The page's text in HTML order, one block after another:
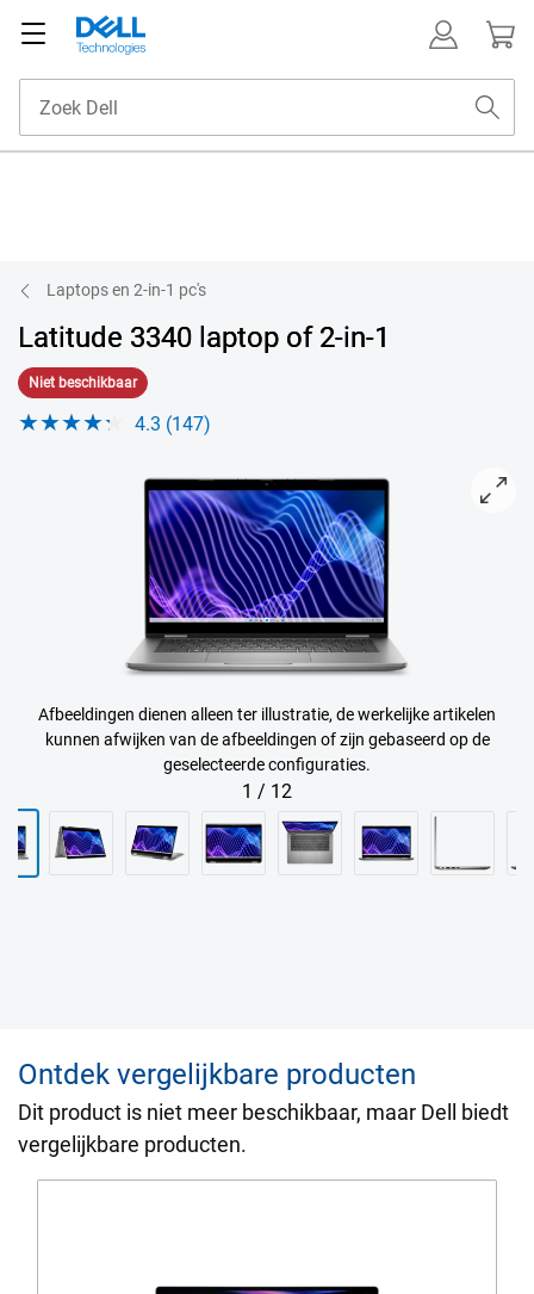
Laptops en 2-in-1 pc's
Latitude 3340 laptop of 2-in-1
Niet beschikbaar
4.3 (147)
View naar-voren-gericht Latitude 13 3000
Afbeeldingen dienen alleen ter illustratie, de werkelijke artikelen
kunnen afwijken van de afbeeldingen of zijn gebaseerd op de
geselecteerde configuraties.
1 / 12
Ontdek vergelijkbare producten
Dit product is niet meer beschikbaar, maar Dell biedt
vergelijkbare producten.